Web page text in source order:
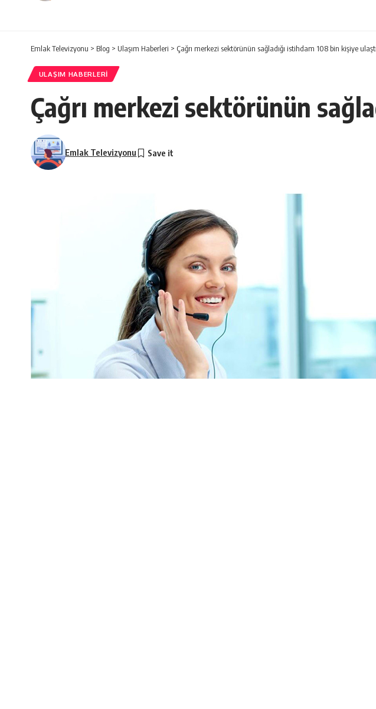
Emlak Televizyonu > Blog > Ulaşım Haberleri > Çağrı merkezi sektörünün sağladığı istihdam 108 bin kişiye ulaştı
ULAŞIM HABERLERI
Çağrı merkezi sektörünün
Emlak Televizyonu